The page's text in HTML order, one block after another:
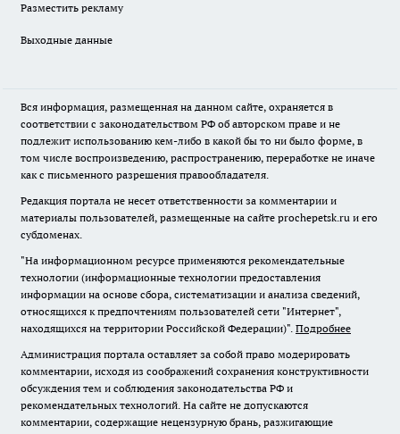
Разместить рекламу
Выходные данные
Вся информация, размещенная на данном сайте, охраняется в
соответствии с законодательством РФ об авторском праве и не
подлежит использованию кем-либо в какой бы то ни было форме, в
том числе воспроизведению, распространению, переработке не иначе
как с письменного разрешения правообладателя.
Редакция портала не несет ответственности за комментарии и
материалы пользователей, размещенные на сайте prochepetsk.ru и его
субдоменах.
"На информационном ресурсе применяются рекомендательные
технологии (информационные технологии предоставления
информации на основе сбора, систематизации и анализа сведений,
относящихся к предпочтениям пользователей сети "Интернет",
находящихся на территории Российской Федерации)". Подробнее
Администрация портала оставляет за собой право модерировать
комментарии, исходя из соображений сохранения конструктивности
обсуждения тем и соблюдения законодательства РФ и
рекомендательных технологий. На сайте не допускаются
комментарии, содержащие нецензурную брань, разжигающие